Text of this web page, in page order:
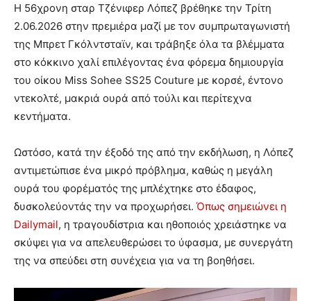
Η 56χρονη σταρ Τζένιφερ Λόπεζ βρέθηκε την Τρίτη
2.06.2026 στην πρεμιέρα μαζί με τον συμπρωταγωνιστή
της Μπρετ Γκόλντσταϊν, και τράβηξε όλα τα βλέμματα
στο κόκκινο χαλί επιλέγοντας ένα φόρεμα δημιουργία
του οίκου Miss Sohee SS25 Couture με κορσέ, έντονο
ντεκολτέ, μακριά ουρά από τούλι και περίτεχνα
κεντήματα.
Ωστόσο, κατά την έξοδό της από την εκδήλωση, η Λόπεζ
αντιμετώπισε ένα μικρό πρόβλημα, καθώς η μεγάλη
ουρά του φορέματός της μπλέχτηκε στο έδαφος,
δυσκολεύοντάς την να προχωρήσει. Όπως σημειώνει η
Dailymail, η τραγουδίστρια και ηθοποιός χρειάστηκε να
σκύψει για να απελευθερώσει το ύφασμα, με συνεργάτη
της να σπεύδει στη συνέχεια για να τη βοηθήσει.